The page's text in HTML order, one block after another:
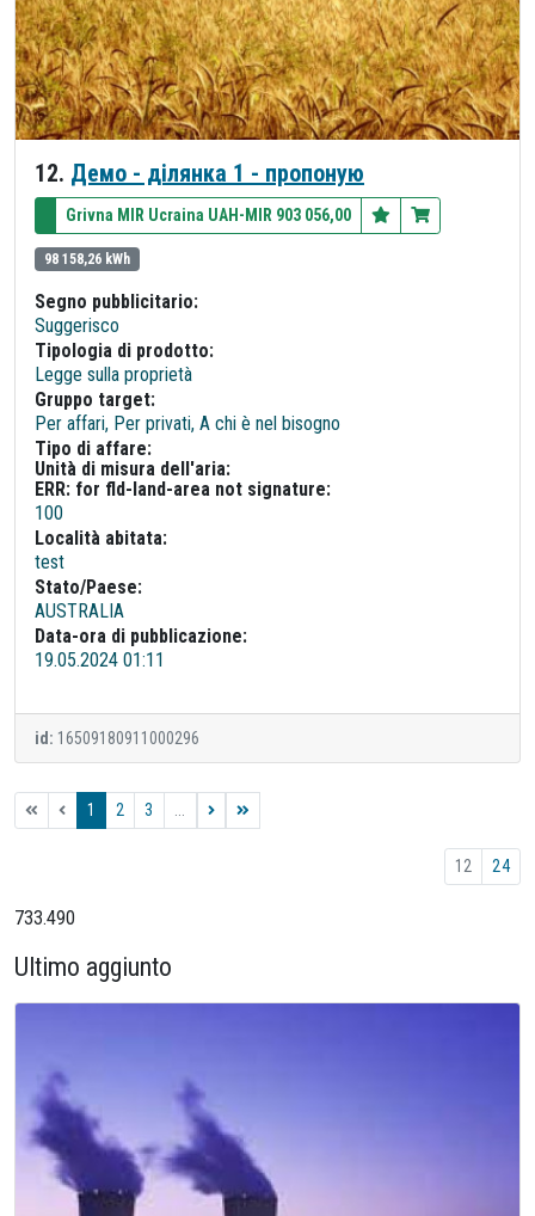
12. Демо - ділянка 1 - пропоную
Grivna MIR Ucraina UAH-MIR 903 056,00
98 158,26 kWh
Segno pubblicitario:
Suggerisco
Tipologia di prodotto:
Legge sulla proprietà
Gruppo target:
Per affari, Per privati, A chi è nel bisogno
Tipo di affare:
Unità di misura dell'aria:
ERR: for fld-land-area not signature:
100
Località abitata:
test
Stato/Paese:
AUSTRALIA
Data-ora di pubblicazione:
19.05.2024 01:11
id: 16509180911000296
1 2 3 ...
12 24
733.490
Ultimo aggiunto